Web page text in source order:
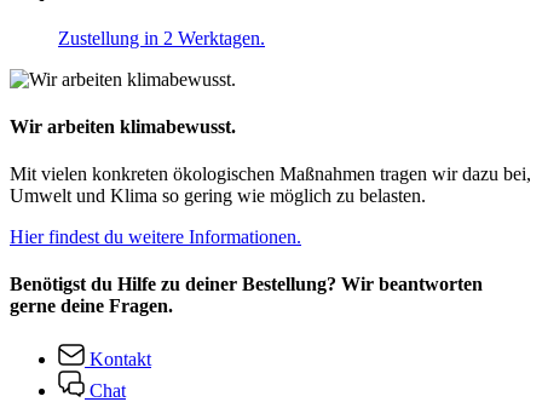
Zustellung in 2 Werktagen.
Wir arbeiten klimabewusst.
Mit vielen konkreten ökologischen Maßnahmen tragen wir dazu bei,
Umwelt und Klima so gering wie möglich zu belasten.
Hier findest du weitere Informationen.
Benötigst du Hilfe zu deiner Bestellung? Wir beantworten
gerne deine Fragen.
Kontakt
Chat